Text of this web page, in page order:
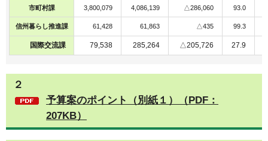
市町村課 3,800,079 4,086,139 △286,060 93.0
信州暮らし推進課 61,428 61,863 △435 99.3
国際交流課 79,538 285,264 △205,726 27.9
２
予算案のポイント（別紙１）（PDF：
207KB）